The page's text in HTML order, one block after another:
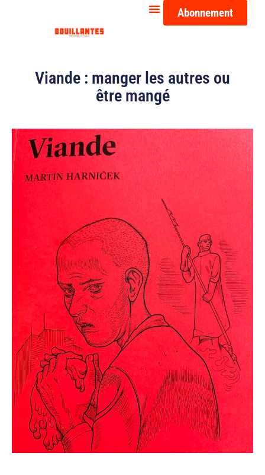
Abonnement
Viande : manger les autres ou
être mangé